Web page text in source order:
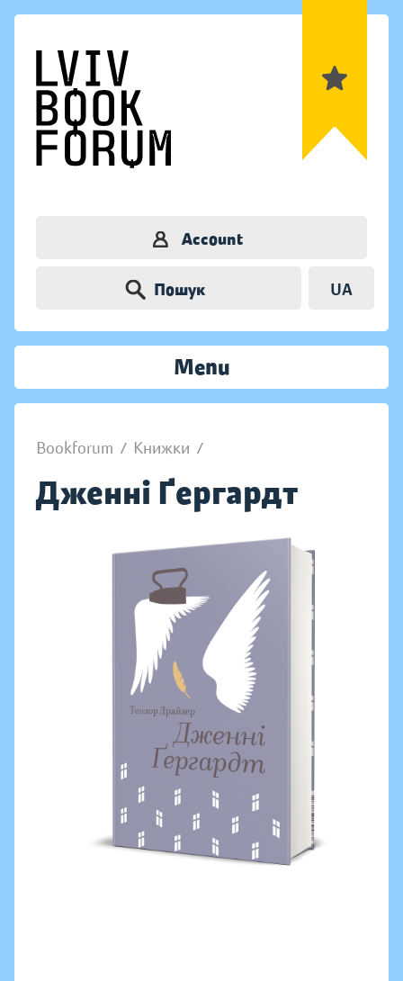
Account
Пошук UA
Menu
Bookforum / Книжки /
Дженні Ґергардт